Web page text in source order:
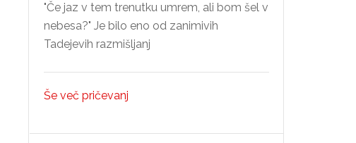
"Če jaz v tem trenutku umrem, ali bom šel v
nebesa?" Je bilo eno od zanimivih
Tadejevih razmišljanj
Še več pričevanj